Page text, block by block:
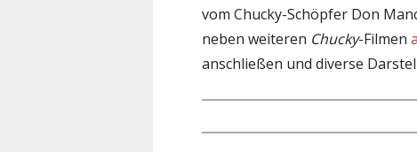
vom Chucky-Schöpfer Don
neben weiteren Chucky-Filmen
anschließen und diverse